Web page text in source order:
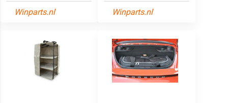
Winparts.nl
Winparts.nl